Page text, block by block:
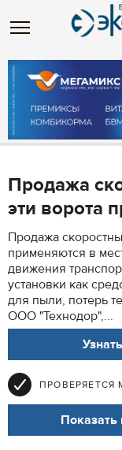
Продажа
эти ворота
Продажа
применяются в
движения
установки как
для пыли, потерь
ООО "Технодор",...
ПРОВЕРЯЕТСЯ
Показать